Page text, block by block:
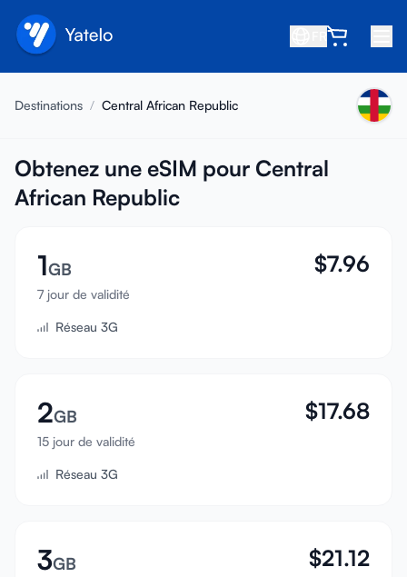
À propos
Gagner
Devenir affilié
Centre d'aide
Compatibilité des appareils
Se connecter
S'inscrire
Destinations / Central African Republic
Obtenez une eSIM pour Central
African Republic
1GB
7 jour de validité
$7.96
Réseau 3G
2GB
15 jour de validité
$17.68
Réseau 3G
3GB $21.12